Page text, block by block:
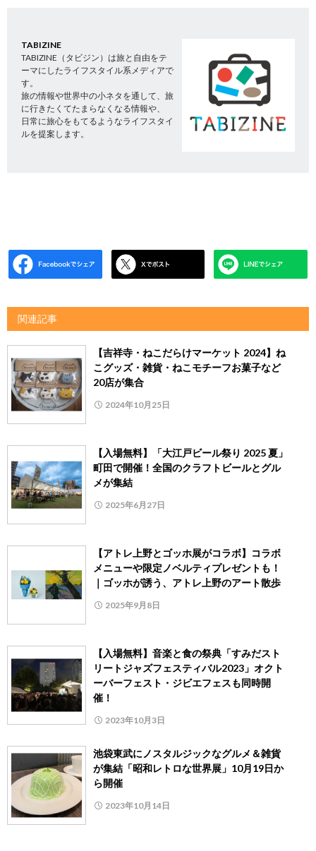
TABIZINE
TABIZINE（タビジン）は旅と自由をテ
ーマにしたライフスタイル系メディアで
す。
旅の情報や世界中の小ネタを通して、旅
に行きたくてたまらなくなる情報や、
日常に旅心をもてるようなライフスタイ
ルを提案します。
関連記事
【吉祥寺・ねこだらけマーケット 2024】ね
こグッズ・雑貨・ねこモチーフお菓子など
20店が集合
2024年10月25日
【入場無料】「大江戸ビール祭り 2025 夏」
町田で開催！全国のクラフトビールとグル
メが集結
2025年6月27日
【アトレ上野とゴッホ展がコラボ】コラボ
メニューや限定ノベルティプレゼントも！
｜ゴッホが誘う、アトレ上野のアート散歩
2025年9月8日
【入場無料】音楽と食の祭典「すみだスト
リートジャズフェスティバル2023」オクト
ーバーフェスト・ジビエフェスも同時開
催！
2023年10月3日
池袋東武にノスタルジックなグルメ＆雑貨
が集結「昭和レトロな世界展」10月19日か
ら開催
2023年10月14日